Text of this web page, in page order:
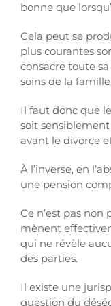
bonne que
Cela peut se
plus courantes
consacre toute
soins de la
Il faut donc que
soit
avant le divorce
À l’inverse, en
une pension
Ce n’est pas non
mènent
qui ne révèle
des parties.
Il existe une
question du